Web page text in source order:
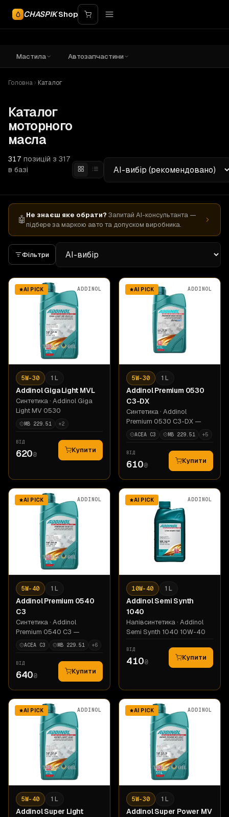
CHASPIKShop
Мастила Автозапчастини
Головна Каталог
Каталог
моторного
масла
317 позицій з 317
в базі
🤖 Не знаєш яке обрати? Запитай AI-консультанта —
підбере за маркою авто та допуском виробника.
Фільтри
AI PICK ADDINOL
5W-30 1 L
AddinolGiga Light MVL
Синтетика · Addinol Giga
Light MV 0530
MB 229.51 +2
ВІД
620₴ Купити
AI PICK ADDINOL
5W-30 1 L
AddinolPremium 0530
C3-DX
Синтетика · Addinol
Premium 0530 C3-DX —
ACEA C3 MB 229.51 +5
ВІД
610₴ Купити
AI PICK ADDINOL
5W-40 1 L
AddinolPremium 0540
C3
Синтетика · Addinol
Premium 0540 C3 —
ACEA C3 MB 229.51 +6
ВІД
640₴ Купити
AI PICK ADDINOL
10W-40 1 L
AddinolSemi Synth
1040
Напівсинтетика · Addinol
Semi Synth 1040 10W-40
ВІД
410₴ Купити
AI PICK ADDINOL
5W-40 1 L
AddinolSuper Light
AI PICK ADDINOL
5W-30 1 L
AddinolSuper Power MV